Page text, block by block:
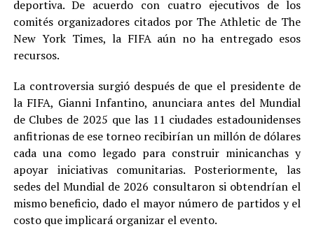
deportiva. De acuerdo con cuatro ejecutivos de los
comités organizadores citados por The Athletic de The
New York Times, la FIFA aún no ha entregado esos
recursos.
La controversia surgió después de que el presidente de
la FIFA, Gianni Infantino, anunciara antes del Mundial
de Clubes de 2025 que las 11 ciudades estadounidenses
anfitrionas de ese torneo recibirían un millón de dólares
cada una como legado para construir minicanchas y
apoyar iniciativas comunitarias. Posteriormente, las
sedes del Mundial de 2026 consultaron si obtendrían el
mismo beneficio, dado el mayor número de partidos y el
costo que implicará organizar el evento.